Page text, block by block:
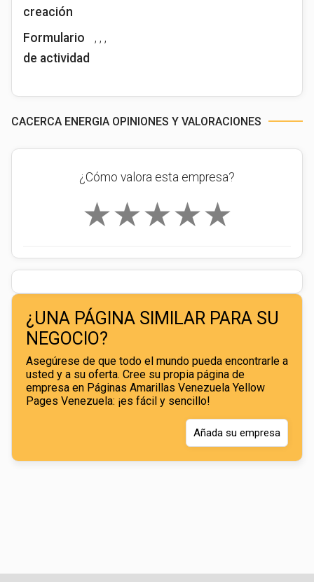
creación
Formulario
de actividad
, , ,
CACERCA ENERGIA OPINIONES Y VALORACIONES
¿Cómo valora esta empresa?
★
★
★
★
★
¿UNA PÁGINA SIMILAR PARA SU
NEGOCIO?
Asegúrese de que todo el mundo pueda encontrarle a
usted y a su oferta. Cree su propia página de
empresa en Páginas Amarillas Venezuela Yellow
Pages Venezuela: ¡es fácil y sencillo!
Añada su empresa